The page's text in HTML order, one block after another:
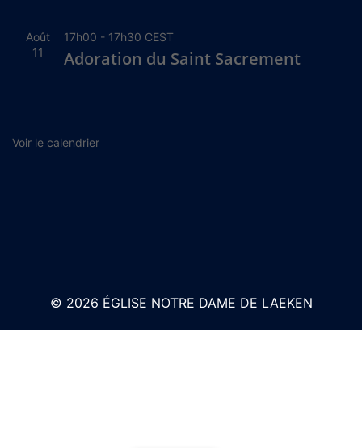
Août
11
17h00 - 17h30 CEST
Adoration du Saint Sacrement
Voir le calendrier
© 2026 ÉGLISE NOTRE DAME DE LAEKEN